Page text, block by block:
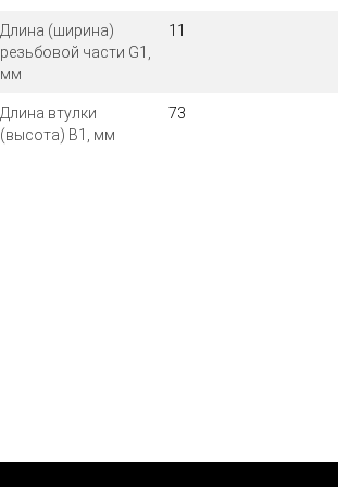
Длина (ширина)
резьбовой части G1,
мм
11
Длина втулки
(высота) B1, мм
73